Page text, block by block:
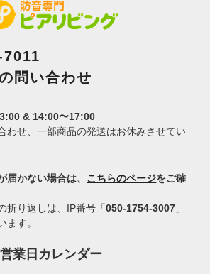
問い合わせ
& 14:00〜17:00
わせ、一部商品の発送はお休みさせてい
かない場合は、 こちらのページをご確
折り返しは、IP番号「050-1754-3007 」
ます。
営業日カレンダー